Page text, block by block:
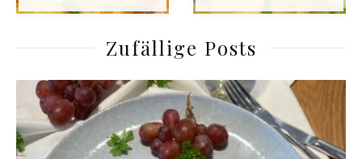
Zufällige Posts